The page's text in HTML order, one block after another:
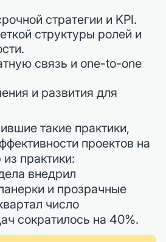
стратегии и KPI.
структуры ролей и
связь и one-to-one
и развития для
такие практики,
проектов на
практики:
внедрил
и прозрачные
число
сократилось на 40%.